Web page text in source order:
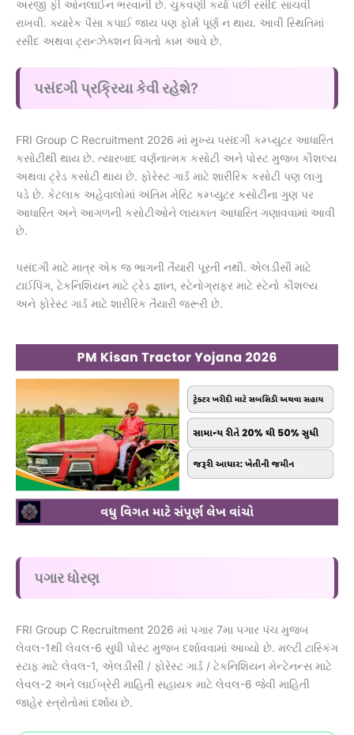
અરજી ફી ઓનલાઈન ભરવાની છે. ચુકવણી કર્યા પછી રસીદ સાચવી
રાખવી. ક્યારેક પૈસા કપાઈ જાય પણ ફોર્મ પૂર્ણ ન થાય. આવી સ્થિતિમાં
રસીદ અથવા ટ્રાન્ઝેક્શન વિગતો કામ આવે છે.
પસંદગી પ્રક્રિયા કેવી રહેશે?
FRI Group C Recruitment 2026 માં મુખ્ય પસંદગી કમ્પ્યુટર આધારિત
કસોટીથી થાય છે. ત્યારબાદ વર્ણનાત્મક કસોટી અને પોસ્ટ મુજબ કૌશલ્ય
અથવા ટ્રેડ કસોટી થાય છે. ફોરેસ્ટ ગાર્ડ માટે શારીરિક કસોટી પણ લાગુ
પડે છે. કેટલાક અહેવાલોમાં અંતિમ મેરિટ કમ્પ્યુટર કસોટીના ગુણ પર
આધારિત અને આગળની કસોટીઓને લાયકાત આધારિત ગણાવવામાં આવી
છે.
પસંદગી માટે માત્ર એક જ ભાગની તૈયારી પૂરતી નથી. એલડીસી માટે
ટાઈપિંગ, ટેકનિશિયન માટે ટ્રેડ જ્ઞાન, સ્ટેનોગ્રાફર માટે સ્ટેનો કૌશલ્ય
અને ફોરેસ્ટ ગાર્ડ માટે શારીરિક તૈયારી જરૂરી છે.
પગાર ધોરણ
FRI Group C Recruitment 2026 માં પગાર 7મા પગાર પંચ મુજબ
લેવલ-1થી લેવલ-6 સુધી પોસ્ટ મુજબ દર્શાવવામાં આવ્યો છે. મલ્ટી ટાસ્કિંગ
સ્ટાફ માટે લેવલ-1, એલડીસી / ફોરેસ્ટ ગાર્ડ / ટેકનિશિયન મેન્ટેનન્સ માટે
લેવલ-2 અને લાઈબ્રેરી માહિતી સહાયક માટે લેવલ-6 જેવી માહિતી
જાહેર સ્ત્રોતોમાં દર્શાય છે.